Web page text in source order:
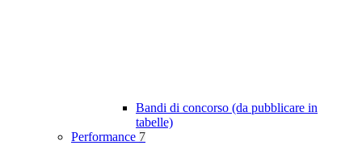
Bandi di concorso (da pubblicare in
tabelle)
Performance 7